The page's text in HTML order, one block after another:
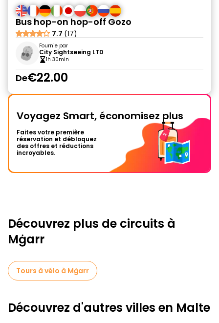
Bus hop-on hop-off Gozo
7.7 (17)
Fournie par
City Sightseeing LTD
1h 30min
De€22.00
Voyagez Smart, économisez plus
Faites votre première
réservation et débloquez
des offres et réductions
incroyables.
Découvrez plus de circuits à
Mġarr
Tours à vélo à Mġarr
Découvrez d'autres villes en Malte